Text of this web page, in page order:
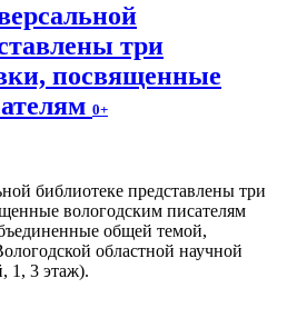
три
посвященные
0+
общей темой,
областной научной
1, 3 этаж).